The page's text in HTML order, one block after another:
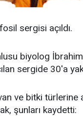
sergisi açıldı.
biyolog
sergide 30'a
ve bitki
şunları kaydetti: